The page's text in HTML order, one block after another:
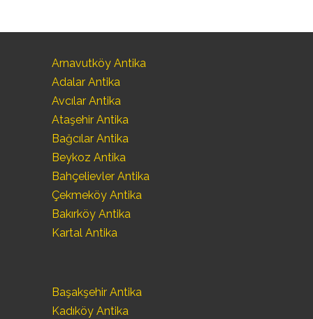
Arnavutköy Antika
Adalar Antika
Avcılar Antika
Ataşehir Antika
Bağcılar Antika
Beykoz Antika
Bahçelievler Antika
Çekmeköy Antika
Bakırköy Antika
Kartal Antika
Başakşehir Antika
Kadıköy Antika